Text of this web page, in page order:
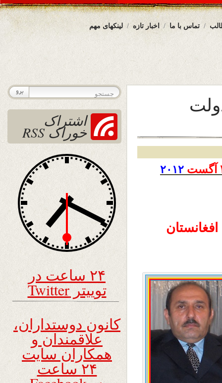
لینکهای مهم اخبار تازه تماس با ما
آگست ۲۰۱۲
اشتراک
خوراک RSS
۲۴ ساعت در
توییتر Twitter
کانون دوستداران،
علاقمندان و
همکاران سایت
۲۴ ساعت